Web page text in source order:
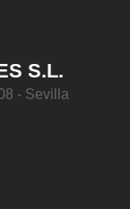
S.L.
- Sevilla